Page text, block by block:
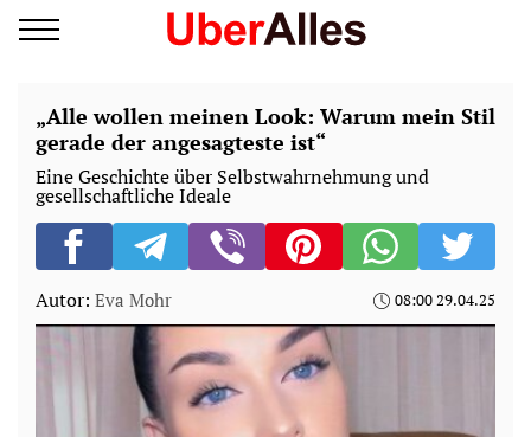
„Alle wollen meinen Look: Warum mein Stil
gerade der angesagteste ist“
Eine Geschichte über Selbstwahrnehmung und
gesellschaftliche Ideale
Autor: Eva Mohr 08:00 29.04.25